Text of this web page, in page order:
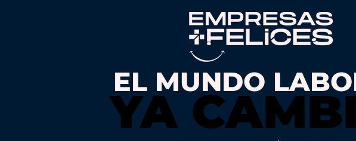
YA
YA
EL MUNDO